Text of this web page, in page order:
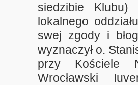
siedzibie
lokalnego
swej zgody i
wyznaczył o.
przy Kościele
Wrocławski